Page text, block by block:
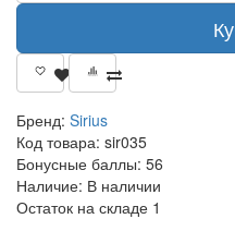
Бренд: Sirius
Код товара: sir035
Бонусные баллы: 56
Наличие: В наличии
Остаток на складе 1